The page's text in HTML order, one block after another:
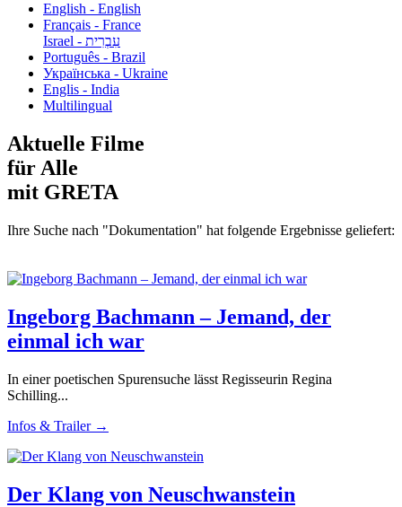
English - English
Français - France
עִבְרִית - Israel
Português - Brazil
Українська - Ukraine
Englis - India
Multilingual
Aktuelle Filme
für Alle
mit GRETA
Ihre Suche nach "Dokumentation" hat folgende Ergebnisse geliefert:
Ingeborg Bachmann – Jemand, der
einmal ich war
In einer poetischen Spurensuche lässt Regisseurin Regina
Schilling...
Infos & Trailer →
Der Klang von Neuschwanstein